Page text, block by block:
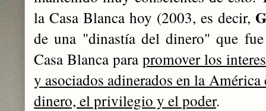
la Casa Blanca hoy (2003, es decir,
de una "dinastía del dinero" que
Casa Blanca para promover los
y asociados adinerados en la
dinero, el privilegio y el poder.